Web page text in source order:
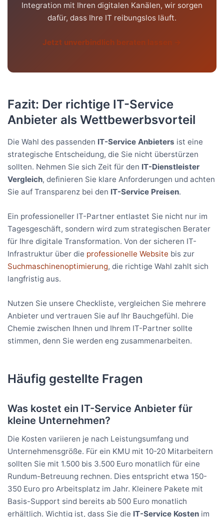
Integration mit Ihren digitalen Kanälen, wir sorgen
dafür, dass Ihre IT reibungslos läuft.
Jetzt unverbindlich beraten lassen →
Fazit: Der richtige IT-Service
Anbieter als Wettbewerbsvorteil
Die Wahl des passenden IT-Service Anbieters ist eine
strategische Entscheidung, die Sie nicht überstürzen
sollten. Nehmen Sie sich Zeit für den IT-Dienstleister
Vergleich, definieren Sie klare Anforderungen und achten
Sie auf Transparenz bei den IT-Service Preisen.
Ein professioneller IT-Partner entlastet Sie nicht nur im
Tagesgeschäft, sondern wird zum strategischen Berater
für Ihre digitale Transformation. Von der sicheren IT-
Infrastruktur über die professionelle Website bis zur
Suchmaschinenoptimierung, die richtige Wahl zahlt sich
langfristig aus.
Nutzen Sie unsere Checkliste, vergleichen Sie mehrere
Anbieter und vertrauen Sie auf Ihr Bauchgefühl. Die
Chemie zwischen Ihnen und Ihrem IT-Partner sollte
stimmen, denn Sie werden eng zusammenarbeiten.
Häufig gestellte Fragen
Was kostet ein IT-Service Anbieter für
kleine Unternehmen?
Die Kosten variieren je nach Leistungsumfang und
Unternehmensgröße. Für ein KMU mit 10-20 Mitarbeitern
sollten Sie mit 1.500 bis 3.500 Euro monatlich für eine
Rundum-Betreuung rechnen. Dies entspricht etwa 150-
350 Euro pro Arbeitsplatz im Jahr. Kleinere Pakete mit
Basis-Support sind bereits ab 500 Euro monatlich
erhältlich. Wichtig ist, dass Sie die IT-Service Kosten im